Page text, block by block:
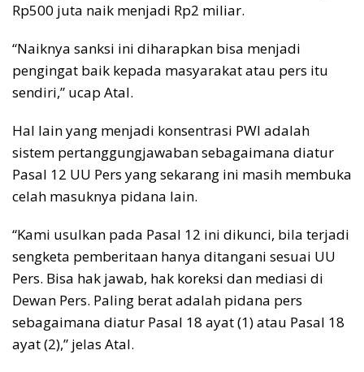
Rp500 juta naik menjadi Rp2 miliar.
“Naiknya sanksi ini diharapkan bisa menjadi
pengingat baik kepada masyarakat atau pers itu
sendiri,” ucap Atal.
Hal lain yang menjadi konsentrasi PWI adalah
sistem pertanggungjawaban sebagaimana diatur
Pasal 12 UU Pers yang sekarang ini masih membuka
celah masuknya pidana lain.
“Kami usulkan pada Pasal 12 ini dikunci, bila terjadi
sengketa pemberitaan hanya ditangani sesuai UU
Pers. Bisa hak jawab, hak koreksi dan mediasi di
Dewan Pers. Paling berat adalah pidana pers
sebagaimana diatur Pasal 18 ayat (1) atau Pasal 18
ayat (2),” jelas Atal.